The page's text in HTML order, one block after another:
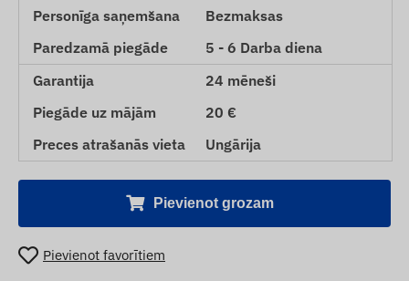
Personīga saņemšana
Bezmaksas
Paredzamā piegāde
5 - 6 Darba diena
Garantija
24 mēneši
Piegāde uz mājām
20 €
Preces atrašanās vieta
Ungārija
Pievienot grozam
Pievienot favorītiem